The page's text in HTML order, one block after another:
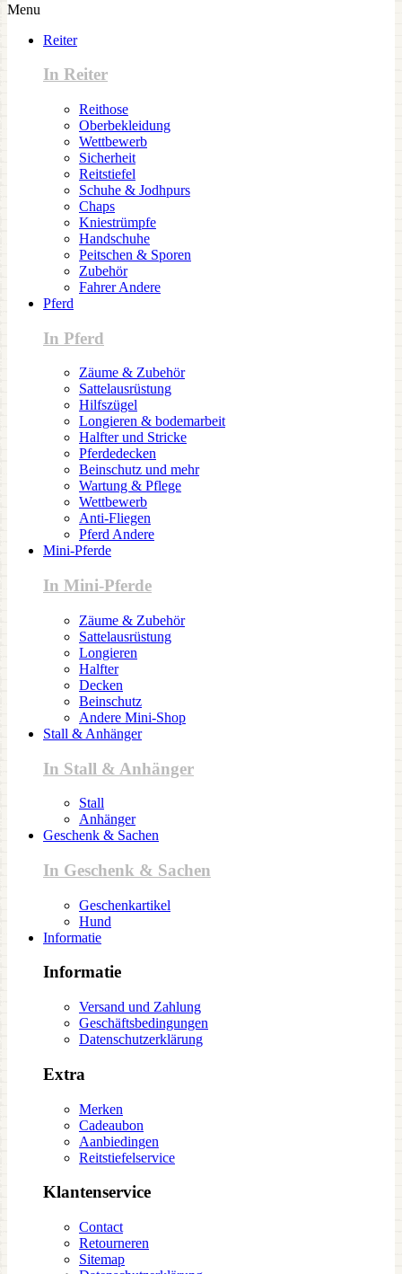
Menu
Reiter
In Reiter
Reithose
Oberbekleidung
Wettbewerb
Sicherheit
Reitstiefel
Schuhe & Jodhpurs
Chaps
Kniestrümpfe
Handschuhe
Peitschen & Sporen
Zubehör
Fahrer Andere
Pferd
In Pferd
Zäume & Zubehör
Sattelausrüstung
Hilfszügel
Longieren & bodemarbeit
Halfter und Stricke
Pferdedecken
Beinschutz und mehr
Wartung & Pflege
Wettbewerb
Anti-Fliegen
Pferd Andere
Mini-Pferde
In Mini-Pferde
Zäume & Zubehör
Sattelausrüstung
Longieren
Halfter
Decken
Beinschutz
Andere Mini-Shop
Stall & Anhänger
In Stall & Anhänger
Stall
Anhänger
Geschenk & Sachen
In Geschenk & Sachen
Geschenkartikel
Hund
Informatie
Informatie
Versand und Zahlung
Geschäftsbedingungen
Datenschutzerklärung
Extra
Merken
Cadeaubon
Aanbiedingen
Reitstiefelservice
Klantenservice
Contact
Retourneren
Sitemap